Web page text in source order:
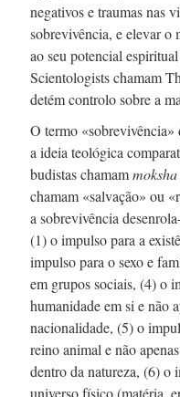
negativos e traumas nas
sobrevivência, e elevar o
ao seu potencial
Scientologists chamam
detém controlo sobre a
O termo
a ideia teológica
budistas chamammoksha
chamam «salvação» ou
a sobrevivência
(1) o impulso para a
impulso para o sexo e
em grupos sociais, (4) o
humanidade em si e não
nacionalidade, (5) o
reino animal e não
dentro da natureza, (6) o
universo físico (matéria,